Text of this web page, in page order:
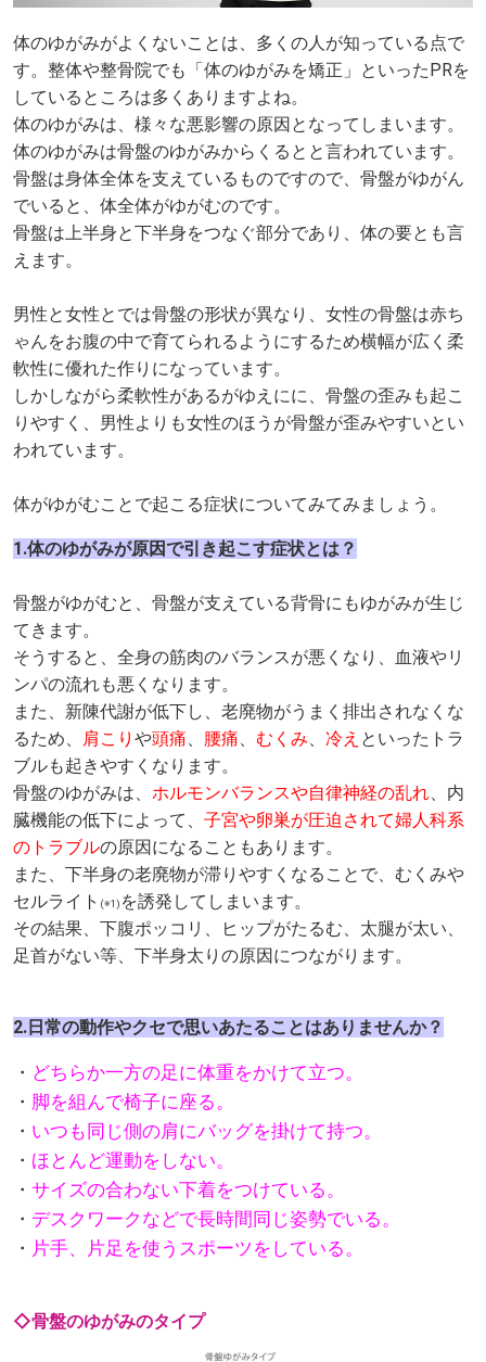
体のゆがみがよくないことは、多くの人が知っている点で
す。整体や整骨院でも「体のゆがみを矯正」といったPRを
しているところは多くありますよね。
体のゆがみは、様々な悪影響の原因となってしまいます。
体のゆがみは骨盤のゆがみからくるとと言われています。
骨盤は身体全体を支えているものですので、骨盤がゆがん
でいると、体全体がゆがむのです。
骨盤は上半身と下半身をつなぐ部分であり、体の要とも言
えます。
男性と女性とでは骨盤の形状が異なり、女性の骨盤は赤ち
ゃんをお腹の中で育てられるようにするため横幅が広く柔
軟性に優れた作りになっています。
しかしながら柔軟性があるがゆえにに、骨盤の歪みも起こ
りやすく、男性よりも女性のほうが骨盤が歪みやすいとい
われています。
体がゆがむことで起こる症状についてみてみましょう。
1.体のゆがみが原因で引き起こす症状とは？
骨盤がゆがむと、骨盤が支えている背骨にもゆがみが生じ
てきます。
そうすると、全身の筋肉のバランスが悪くなり、血液やリ
ンパの流れも悪くなります。
また、新陳代謝が低下し、老廃物がうまく排出されなくな
るため、 肩こり や頭痛、 腰痛、 むくみ、 冷え といったトラ
ブルも起きやすくなります。
骨盤のゆがみは、 ホルモンバランスや自律神経の乱れ、内
臓機能の低下によって、 子宮や卵巣が圧迫されて婦人科系
のトラブルの原因になることもあります。
また、下半身の老廃物が滞りやすくなることで、むくみや
セルライト (※1) を誘発してしまいます。
その結果、下腹ポッコリ、ヒップがたるむ、太腿が太い、
足首がない等、下半身太りの原因につながります。
2.日常の動作やクセで思いあたることはありませんか？
・ どちらか一方の足に体重をかけて立つ。
・ 脚を組んで椅子に座る。
・ いつも同じ側の肩にバッグを掛けて持つ。
・ ほとんど運動をしない。
・ サイズの合わない下着をつけている。
・ デスクワークなどで長時間同じ姿勢でいる。
・ 片手、片足を使うスポーツをしている。
◇骨盤のゆがみのタイプ